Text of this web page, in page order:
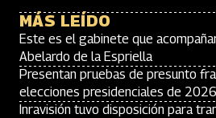
MÁS LEÍDO
Este es el gabinete que
Abelardo de la Espriella
Presentan pruebas de presunto
elecciones presidenciales de 2026
Inravisión tuvo disposición para